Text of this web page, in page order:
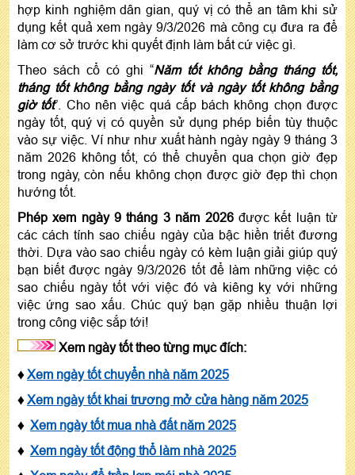
hợp kinh nghiệm dân gian, quý vị có thể an tâm khi sử
dụng kết quả xem ngày 9/3/2026 mà công cụ đưa ra để
làm cơ sở trước khi quyết định làm bất cứ việc gì.
Theo sách cổ có ghi “Năm tốt không bằng tháng tốt,
tháng tốt không bằng ngày tốt và ngày tốt không bằng
giờ tốt”. Cho nên việc quá cấp bách không chọn được
ngày tốt, quý vị có quyền sử dụng phép biến tùy thuộc
vào sự việc. Ví như như xuất hành ngày ngày 9 tháng 3
năm 2026 không tốt, có thể chuyển qua chọn giờ đẹp
trong ngày, còn nếu không chọn được giờ đẹp thì chọn
hướng tốt.
Phép xem ngày 9 tháng 3 năm 2026được kết luận từ
các cách tính sao chiếu ngày của bậc hiền triết đương
thời. Dựa vào sao chiếu ngày có kèm luận giải giúp quý
bạn biết được ngày 9/3/2026 tốt để làm những việc có
sao chiếu ngày tốt với việc đó và kiêng kỵ với những
việc ứng sao xấu. Chúc quý bạn gặp nhiều thuận lợi
trong công việc sắp tới!
Xem ngày tốt theo từng mục đích:
♦Xem ngày tốt chuyển nhà năm 2025
♦Xem ngày tốt khai trương mở cửa hàng năm 2025
♦ Xem ngày tốt mua nhà đất năm 2025
♦ Xem ngày tốt động thổ làm nhà 2025